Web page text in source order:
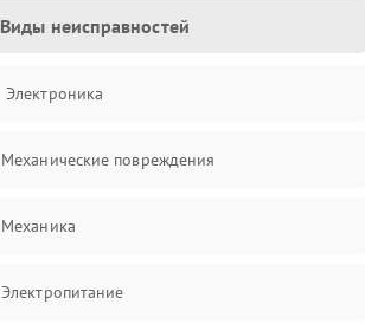
Виды неисправностей
Электроника
Механические повреждения
Механика
Электропитание